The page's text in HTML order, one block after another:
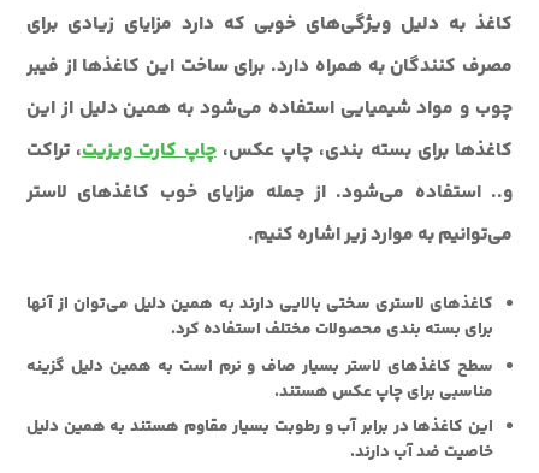
کاغذ به دلیل ویژگی‌های خوبی که دارد مزایای زیادی برای
مصرف کنندگان به همراه دارد. برای ساخت این کاغذها از فیبر
چوب و مواد شیمیایی استفاده می‌شود به همین دلیل از این
کاغذها برای بسته بندی، چاپ عکس،چاپ کارت ویزیت، تراکت
و.. استفاده می‌شود. از جمله مزایای خوب کاغذهای لاستر
می‌توانیم به موارد زیر اشاره کنیم.
کاغذهای لاستری سختی بالایی دارند به همین دلیل می‌توان از آنها
برای بسته بندی محصولات مختلف استفاده کرد.
سطح کاغذهای لاستر بسیار صاف و نرم است به همین دلیل گزینه
مناسبی برای چاپ عکس هستند.
این کاغذها در برابر آب و رطوبت بسیار مقاوم هستند به همین دلیل
خاصیت ضد آب دارند.